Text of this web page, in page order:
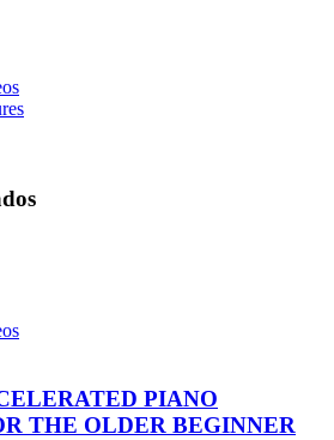
PIANO
THE OLDER BEGINNER